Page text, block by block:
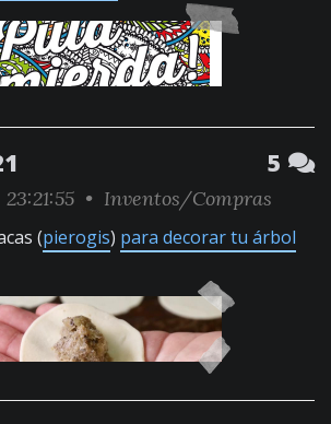
5
23:21:55 • Inventos/Compras
(pierogis) para decorar tu árbol